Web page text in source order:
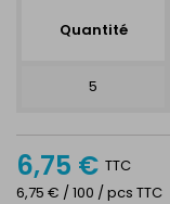
Quantité
5
6,75 € TTC
6,75 € / 100 / pcs TTC